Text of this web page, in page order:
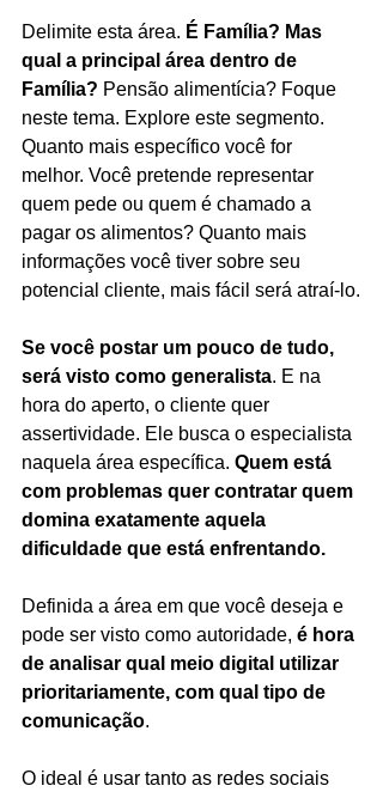
Delimite esta área. É Família? Mas
qual a principal área dentro de
Família? Pensão alimentícia? Foque
neste tema. Explore este segmento.
Quanto mais específico você for
melhor. Você pretende representar
quem pede ou quem é chamado a
pagar os alimentos? Quanto mais
informações você tiver sobre seu
potencial cliente, mais fácil será atraí-lo.
Se você postar um pouco de tudo,
será visto como generalista. E na
hora do aperto, o cliente quer
assertividade. Ele busca o especialista
naquela área específica. Quem está
com problemas quer contratar quem
domina exatamente aquela
dificuldade que está enfrentando.
Definida a área em que você deseja e
pode ser visto como autoridade, é hora
de analisar qual meio digital utilizar
prioritariamente, com qual tipo de
comunicação.
O ideal é usar tanto as redes sociais